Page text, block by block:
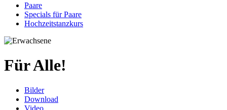
Paare
Specials für Paare
Hochzeitstanzkurs
Für Alle!
Bilder
Download
Video